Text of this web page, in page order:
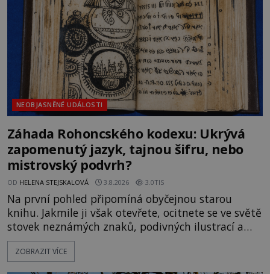
souhru okolností? Když antropolog Michail
Gerasimov (1907-1970) a
NEOBJASNĚNÉ UDÁLOSTI
Záhada Rohoncského kodexu: Ukrývá
zapomenutý jazyk, tajnou šifru, nebo
mistrovský podvrh?
OD HELENA STEJSKALOVÁ 3.8.2026 3.0TIS
Na první pohled připomíná obyčejnou starou
knihu. Jakmile ji však otevřete, ocitnete se ve světě
stovek neznámých znaků, podivných ilustrací a
textu, který už téměř dvě století vzdoruje všem
pokusům o rozluštění. Rohoncský kodex patří mezi
ZOBRAZIT VÍCE